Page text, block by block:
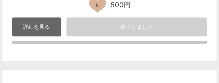
5 500円
詳細を見る 終了しました